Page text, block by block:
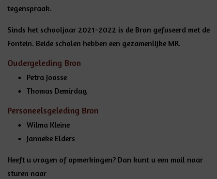
tegenspraak.
Sinds het schooljaar 2021-2022 is de Bron gefuseerd met de
Fontein. Beide scholen hebben een gezamenlijke MR.
Oudergeleding Bron
Petra Joosse
Thomas Demirdag
Personeelsgeleding Bron
Wilma Kleine
Janneke Elders
Heeft u vragen of opmerkingen? Dan kunt u een mail naar
sturen naar